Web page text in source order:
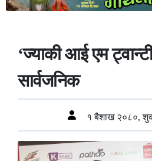
‘ज्याकी आई एम
सार्वजनिक
१ बैशाख २०८०,